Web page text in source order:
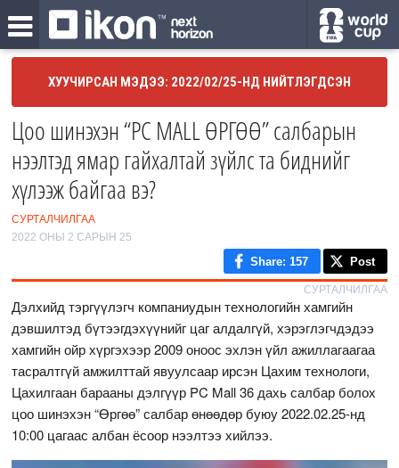
ХУУЧИРСАН МЭДЭЭ: 2022/02/25-НД НИЙТЛЭГДСЭН
Цоо шинэхэн “PC MALL ӨРГӨӨ” салбарын
нээлтэд ямар гайхалтай зүйлс та биднийг
хүлээж байгаа вэ?
СУРТАЛЧИЛГАА
2022 ОНЫ 2 САРЫН 25
Share: 157 Post
СУРТАЛЧИЛГАА
Дэлхийд тэргүүлэгч компаниудын технологийн хамгийн
дэвшилтэд бүтээгдэхүүнийг цаг алдалгүй, хэрэглэгчдэдээ
хамгийн ойр хүргэхээр 2009 оноос эхлэн үйл ажиллагаагаа
тасралтгүй амжилттай явуулсаар ирсэн Цахим технологи,
Цахилгаан барааны дэлгүүр PC Mall 36 дахь салбар болох
цоо шинэхэн “Өргөө” салбар өнөөдөр буюу 2022.02.25-нд
10:00 цагаас албан ёсоор нээлтээ хийлээ.